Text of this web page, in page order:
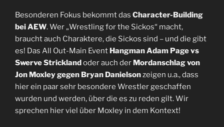
Besonderen Fokus bekommt das Character-Building
bei AEW. Wer „Wrestling for the Sickos“ macht,
braucht auch Charaktere, die Sickos sind – und die gibt
es! Das All Out-Main Event Hangman Adam Page vs
Swerve Stricklandoder auch der Mordanschlag von
Jon Moxley gegen Bryan Danielsonzeigen u.a., dass
hier ein paar sehr besondere Wrestler geschaffen
wurden und werden, über die es zu reden gilt. Wir
sprechen hier viel über Moxley in dem Kontext!